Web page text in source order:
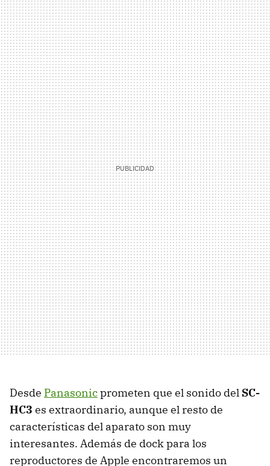
Desde Panasonicprometen que el sonido del SC-
HC3 es extraordinario, aunque el resto de
características del aparato son muy
interesantes. Además de dock para los
reproductores de Apple encontraremos un